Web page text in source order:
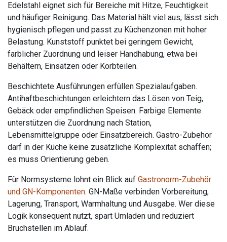
Edelstahl eignet sich für Bereiche mit Hitze, Feuchtigkeit
und häufiger Reinigung. Das Material hält viel aus, lässt sich
hygienisch pflegen und passt zu Küchenzonen mit hoher
Belastung. Kunststoff punktet bei geringem Gewicht,
farblicher Zuordnung und leiser Handhabung, etwa bei
Behältern, Einsätzen oder Korbteilen.
Beschichtete Ausführungen erfüllen Spezialaufgaben.
Antihaftbeschichtungen erleichtern das Lösen von Teig,
Gebäck oder empfindlichen Speisen. Farbige Elemente
unterstützen die Zuordnung nach Station,
Lebensmittelgruppe oder Einsatzbereich. Gastro-Zubehör
darf in der Küche keine zusätzliche Komplexität schaffen;
es muss Orientierung geben.
Für Normsysteme lohnt ein Blick auf Gastronorm-Zubehör
und GN-Komponenten. GN-Maße verbinden Vorbereitung,
Lagerung, Transport, Warmhaltung und Ausgabe. Wer diese
Logik konsequent nutzt, spart Umladen und reduziert
Bruchstellen im Ablauf.